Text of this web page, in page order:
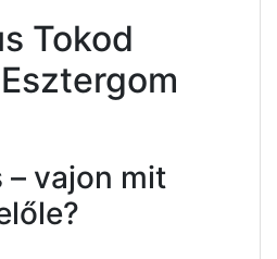
Tokod
– vajon mit